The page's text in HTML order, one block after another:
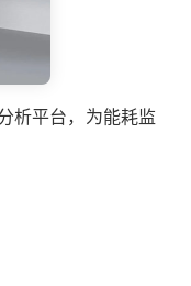
析平台，为能耗监